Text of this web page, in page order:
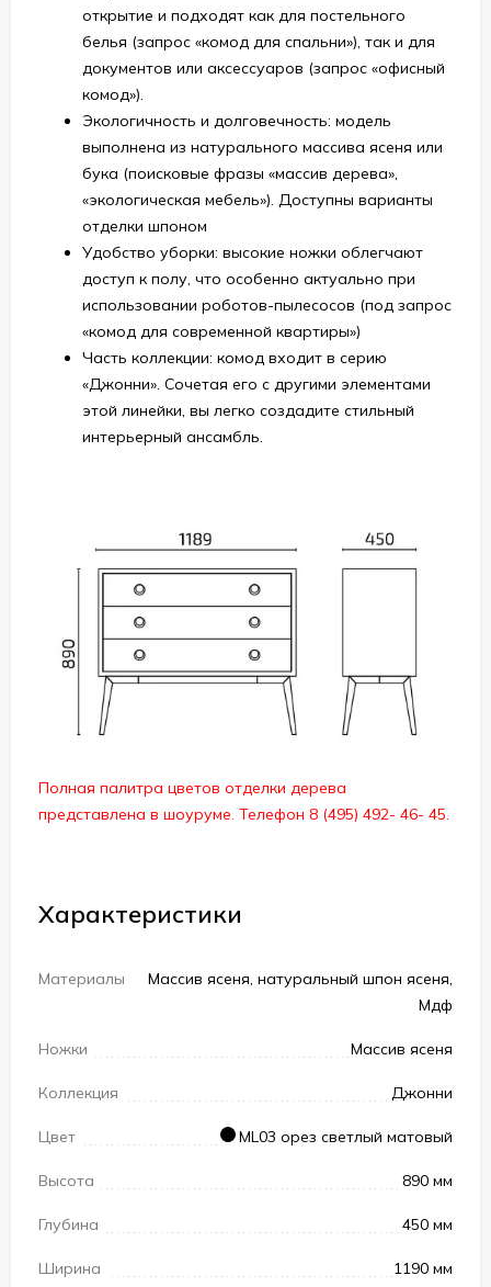
открытие и подходят как для постельного
белья (запрос «комод для спальни»), так и для
документов или аксессуаров (запрос «офисный
комод»).
Экологичность и долговечность: модель
выполнена из натурального массива ясеня или
бука (поисковые фразы «массив дерева»,
«экологическая мебель»). Доступны варианты
отделки шпоном
Удобство уборки: высокие ножки облегчают
доступ к полу, что особенно актуально при
использовании роботов-пылесосов (под запрос
«комод для современной квартиры»)
Часть коллекции: комод входит в серию
«Джонни». Сочетая его с другими элементами
этой линейки, вы легко создадите стильный
интерьерный ансамбль.
Полная палитра цветов отделки дерева
представлена в шоуруме. Телефон 8 (495) 492- 46- 45.
Характеристики
Материалы
Массив ясеня, натуральный шпон ясеня,
Мдф
Ножки Массив ясеня
Коллекция Джонни
Цвет ML03 орез светлый матовый
Высота 890 мм
Глубина 450 мм
Ширина 1190 мм